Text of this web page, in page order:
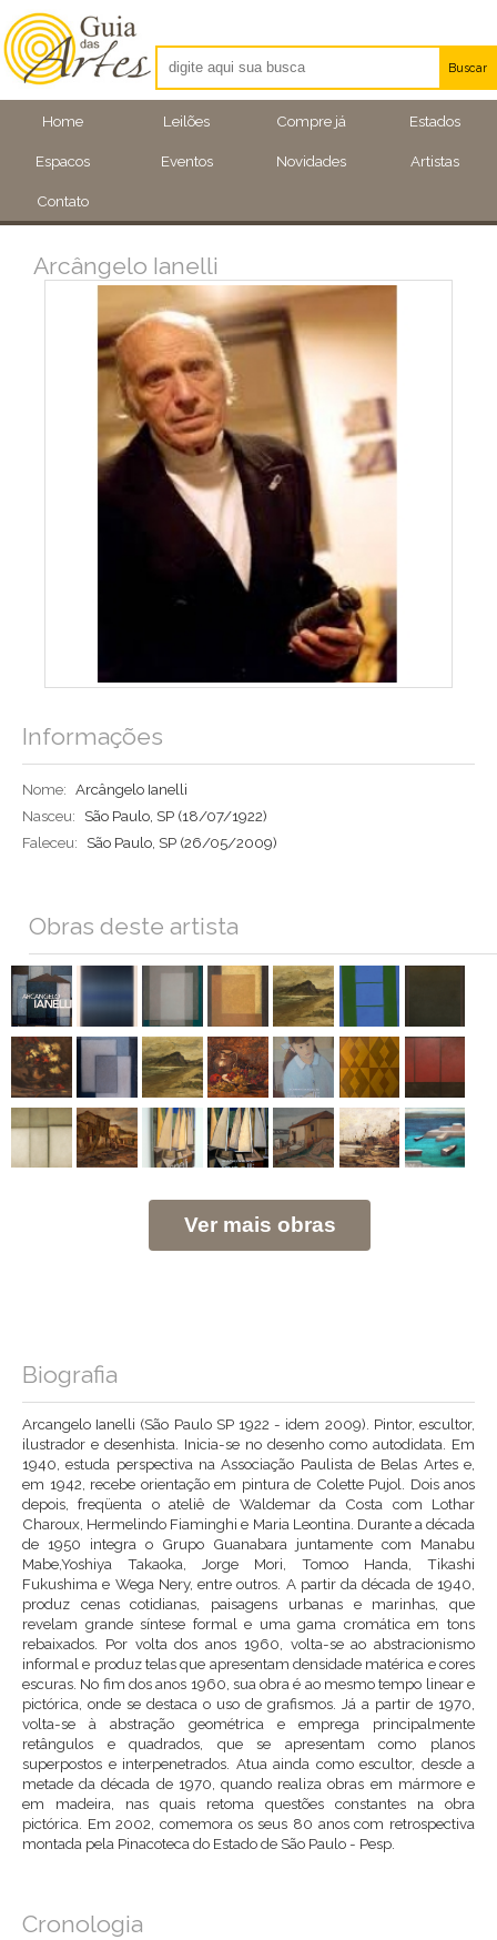
Home Leilões Compre já Estados
Espacos Eventos Novidades Artistas
Contato
Buscar
Artistas
Eventos
Arcângelo Ianelli
Informações
Nome: Arcângelo Ianelli
Nasceu:
São Paulo, SP (18/07/1922)
Faleceu:
São Paulo, SP (26/05/2009)
Obras deste artista
Ver mais obras
Biografia
Arcangelo Ianelli (São Paulo SP 1922 - idem 2009). Pintor, escultor,
ilustrador e desenhista. Inicia-se no desenho como autodidata. Em
1940, estuda perspectiva na Associação Paulista de Belas Artes e,
em 1942, recebe orientação em pintura de Colette Pujol. Dois anos
depois, freqüenta o ateliê de Waldemar da Costa com Lothar
Charoux, Hermelindo Fiaminghi e Maria Leontina. Durante a década
de 1950 integra o Grupo Guanabara juntamente com Manabu
Mabe,Yoshiya Takaoka, Jorge Mori, Tomoo Handa, Tikashi
Fukushima e Wega Nery, entre outros. A partir da década de 1940,
produz cenas cotidianas, paisagens urbanas e marinhas, que
revelam grande síntese formal e uma gama cromática em tons
rebaixados. Por volta dos anos 1960, volta-se ao abstracionismo
informal e produz telas que apresentam densidade matérica e cores
escuras. No fim dos anos 1960, sua obra é ao mesmo tempo linear e
pictórica, onde se destaca o uso de grafismos. Já a partir de 1970,
volta-se à abstração geométrica e emprega principalmente
retângulos e quadrados, que se apresentam como planos
superpostos e interpenetrados. Atua ainda como escultor, desde a
metade da década de 1970, quando realiza obras em mármore e
em madeira, nas quais retoma questões constantes na obra
pictórica. Em 2002, comemora os seus 80 anos com retrospectiva
montada pela Pinacoteca do Estado de São Paulo - Pesp.
Cronologia